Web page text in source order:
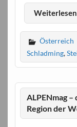
Weiterlesen
Österreich
Schladming,
ALPENmag
Region der